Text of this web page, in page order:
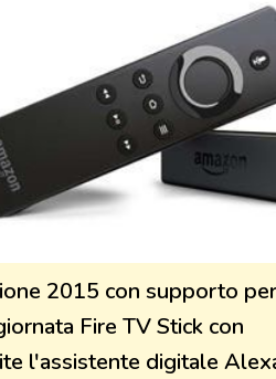
2015 con supporto per
Fire TV Stick con
l'assistente digitale